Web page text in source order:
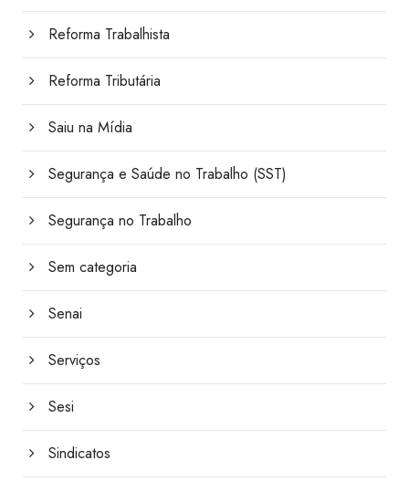
Reforma Trabalhista
Reforma Tributária
Saiu na Mídia
Segurança e Saúde no Trabalho (SST)
Segurança no Trabalho
Sem categoria
Senai
Serviços
Sesi
Sindicatos